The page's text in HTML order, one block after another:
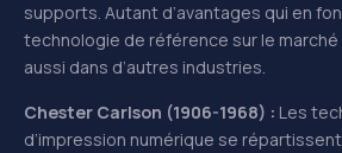
supports. Autant d’avantages qui en
technologie de référence sur le marché
aussi dans d’autres industries.
Chester Carlson (1906-1968) : Les
d’impression numérique se